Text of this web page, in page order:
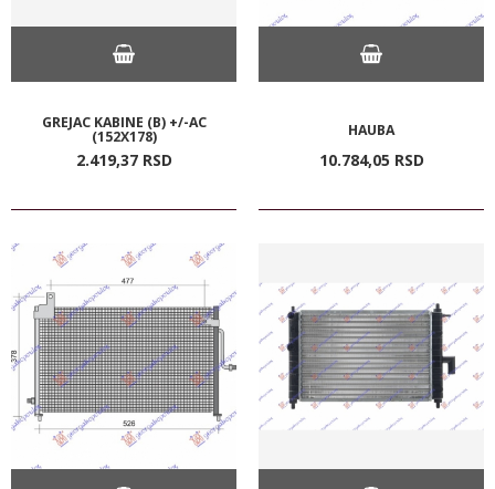
GREJAC KABINE (B) +/-AC
(152X178)
2.419,37 RSD
HAUBA
10.784,05 RSD